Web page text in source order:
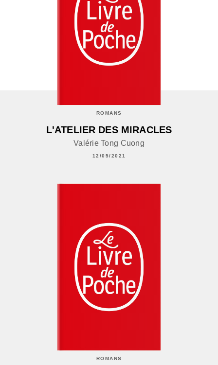
ROMANS
L'ATELIER DES MIRACLES
Valérie Tong Cuong
12/05/2021
ROMANS